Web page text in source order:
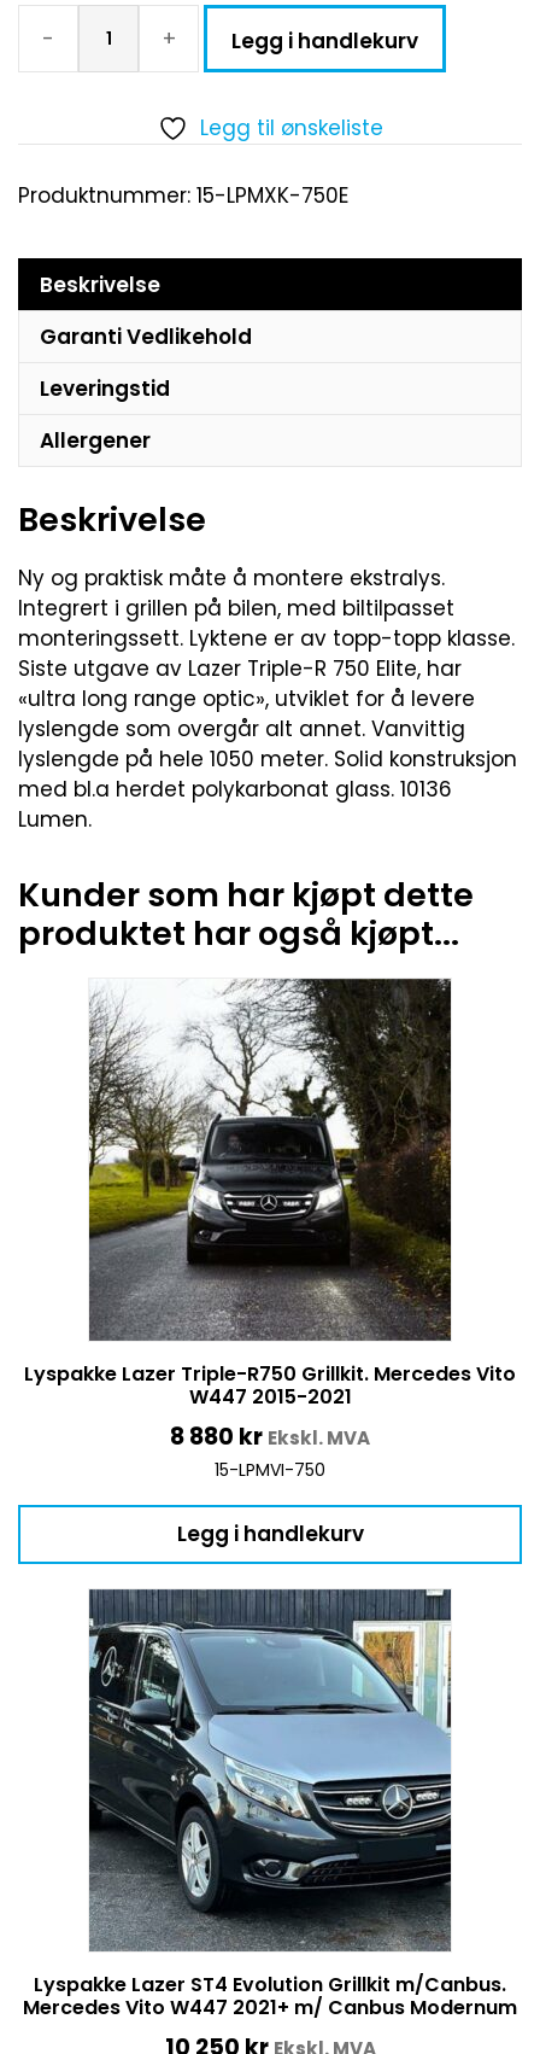
- + Legg i handlekurv
Legg til ønskeliste
Produktnummer: 15-LPMXK-750E
Beskrivelse
Garanti Vedlikehold
Leveringstid
Allergener
Beskrivelse
Ny og praktisk måte å montere ekstralys.
Integrert i grillen på bilen, med biltilpasset
monteringssett. Lyktene er av topp-topp klasse.
Siste utgave av Lazer Triple-R 750 Elite, har
«ultra long range optic», utviklet for å levere
lyslengde som overgår alt annet. Vanvittig
lyslengde på hele 1050 meter. Solid konstruksjon
med bl.a herdet polykarbonat glass. 10136
Lumen.
Kunder som har kjøpt dette
produktet har også kjøpt...
Lyspakke Lazer Triple-R750 Grillkit. Mercedes Vito
W447 2015-2021
8 880 kr Ekskl. MVA
15-LPMVI-750
Legg i handlekurv
Lyspakke Lazer ST4 Evolution Grillkit m/Canbus.
Mercedes Vito W447 2021+ m/ Canbus Modernum
10 250 kr Ekskl. MVA